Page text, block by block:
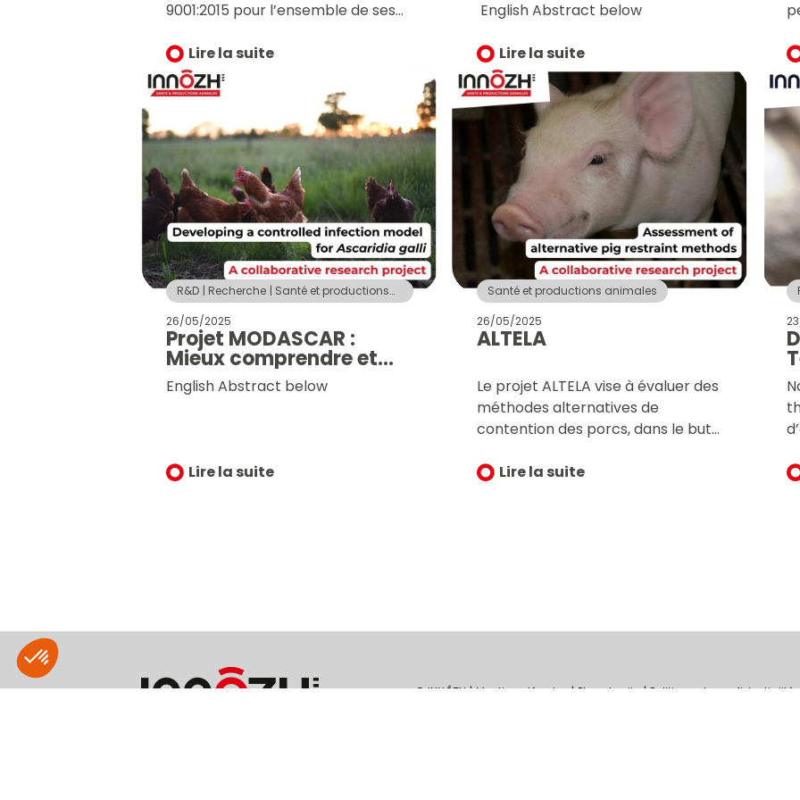
9001:2015 pour l’ensemble de ses
Technologiques, Technopole et
centre de formation. Cette
distinction marque une étape clé
dans notre développement et
confirme notre engagement
envers la qualité et l’amélioration
continue. English Abstract below
Lire la suite
English Abstract below
Lire la suite
R&D Recherche
Santé et productions
animales
26/05/2025
Projet MODASCAR :
Mieux comprendre et
contrôler les helminthes
digestifs en aviculture
English Abstract below
Lire la suite
Santé et productions animales
26/05/2025
ALTELA
Le projet ALTELA vise à évaluer des
méthodes alternatives de
contention des porcs, dans le but
de l’animal et les conditions de
Lire la suite
© INNÔZH Mentions légales Plan du site Politique de confidentialités